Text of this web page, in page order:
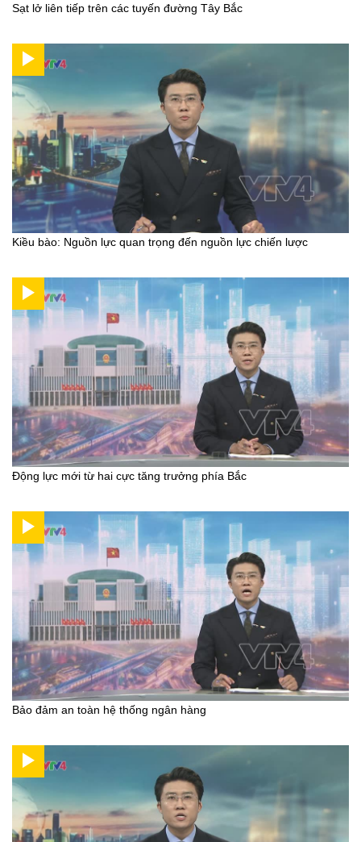
Sạt lở liên tiếp trên các tuyến đường Tây Bắc
Kiều bào: Nguồn lực quan trọng đến nguồn lực chiến lược
Động lực mới từ hai cực tăng trưởng phía Bắc
Bảo đảm an toàn hệ thống ngân hàng